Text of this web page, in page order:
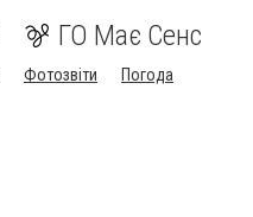
ГО Має Сенс
Фотозвіти
Погода